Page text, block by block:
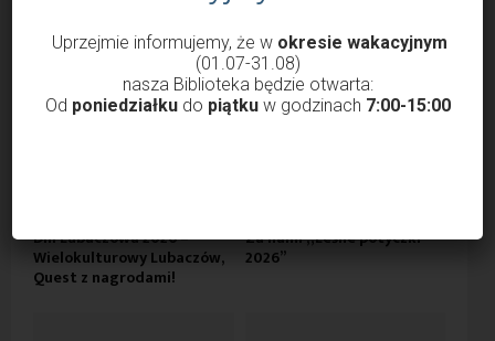
kolejna, V już edycja Biegu...
Dni Lubaczowa 2026 –
Wielokulturowy Lubaczów,
Quest z nagrodami!
Za nami „Leśne potyczki
2026”
Uprzejmie informujemy, że w okresie wakacyjnym
(01.07-31.08)
nasza Biblioteka będzie otwarta:
Od poniedziałkudo piątkuw godzinach 7:00-15:00